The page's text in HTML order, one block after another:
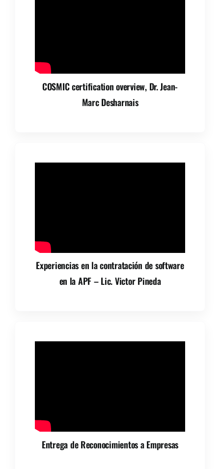
COSMIC certification overview, Dr. Jean-
Marc Desharnais
Experiencias en la contratación de software
en la APF – Lic. Victor Pineda
Entrega de Reconocimientos a Empresas